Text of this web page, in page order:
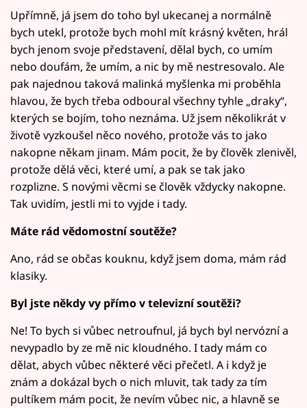
Upřímně, já jsem do toho byl ukecanej a normálně
bych utekl, protože bych mohl mít krásný květen, hrál
bych jenom svoje představení, dělal bych, co umím
nebo doufám, že umím, a nic by mě nestresovalo. Ale
pak najednou taková malinká myšlenka mi proběhla
hlavou, že bych třeba odboural všechny tyhle „draky“,
kterých se bojím, toho neznáma. Už jsem několikrát v
životě vyzkoušel něco nového, protože vás to jako
nakopne někam jinam. Mám pocit, že by člověk zlenivěl,
protože dělá věci, které umí, a pak se tak jako
rozplizne. S novými věcmi se člověk vždycky nakopne.
Tak uvidím, jestli mi to vyjde i tady.
Máte rád vědomostní soutěže?
Ano, rád se občas kouknu, když jsem doma, mám rád
klasiky.
Byl jste někdy vy přímo v televizní soutěži?
Ne! To bych si vůbec netroufnul, já bych byl nervózní a
nevypadlo by ze mě nic kloudného. I tady mám co
dělat, abych vůbec některé věci přečetl. A i když je
znám a dokázal bych o nich mluvit, tak tady za tím
pultíkem mám pocit, že nevím vůbec nic, a hlavně se